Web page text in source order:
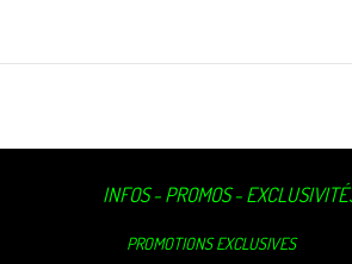
INFOS - PROMOS -
PROMOTIONS EXCLUSIVES